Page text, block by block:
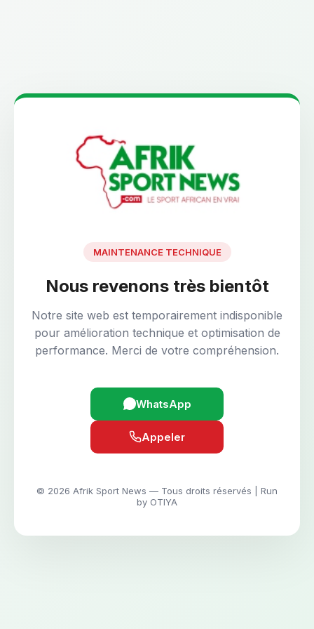
MAINTENANCE TECHNIQUE
Nous revenons très bientôt
Notre site web est temporairement indisponible
pour amélioration technique et optimisation de
performance. Merci de votre compréhension.
WhatsApp
Appeler
© 2026 Afrik Sport News — Tous droits réservés | Run
by OTIYA